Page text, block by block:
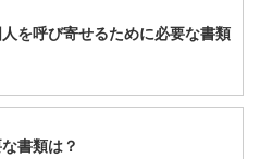
を呼び寄せるために必要な書類
書類は？